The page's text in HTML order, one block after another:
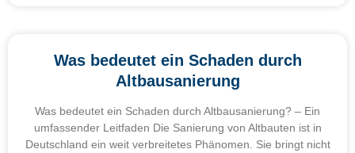
Was bedeutet ein Schaden durch
Altbausanierung
Was bedeutet ein Schaden durch Altbausanierung? – Ein
umfassender Leitfaden Die Sanierung von Altbauten ist in
Deutschland ein weit verbreitetes Phänomen. Sie bringt nicht